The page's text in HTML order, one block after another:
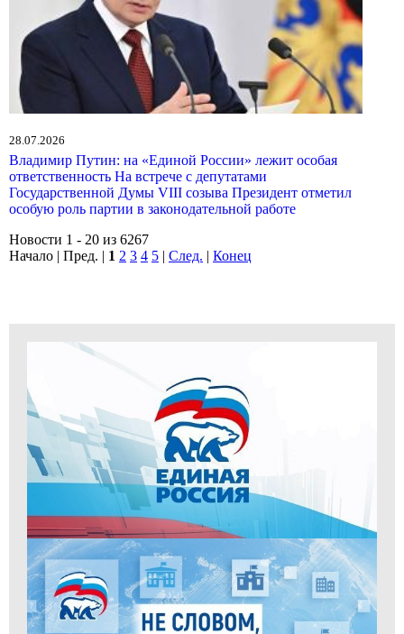
28.07.2026
Владимир Путин: на «Единой России» лежит особая
ответственность На встрече с депутатами
Государственной Думы VIII созыва Президент отметил
особую роль партии в законодательной работе
Новости 1 - 20 из 6267
Начало | Пред. | 1 2 3 4 5 | След. | Конец